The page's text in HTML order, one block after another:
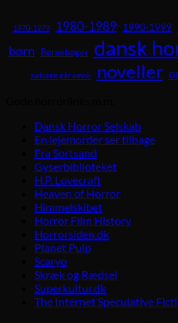
1970-1979 1980-1989 1990-1999
børn Børnebøger dansk
naturen går amok noveller
Dansk Horror Selskab
En lejemorder ser tilbage
Fra Sortsand
Gyserbiblioteket
H.P. Lovecraft
Heaven of Horror
Himmelskibet
Horror Film History
Horrorsiden.dk
Planet Pulp
Scaryo
Skræk og Rædsel
Superkultur.dk
The Internet Speculative